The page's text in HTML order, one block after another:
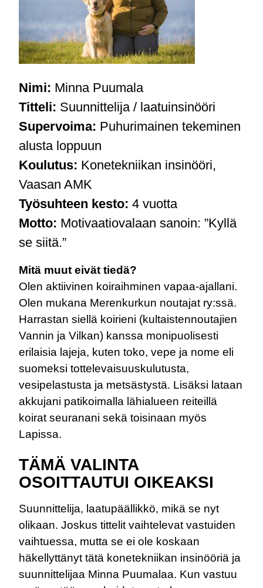
Nimi: Minna Puumala
Titteli: Suunnittelija / laatuinsinööri
Supervoima: Puhurimainen tekeminen
alusta loppuun
Koulutus: Konetekniikan insinööri,
Vaasan AMK
Työsuhteen kesto: 4 vuotta
Motto: Motivaatiovalaan sanoin: ”Kyllä
se siitä.”
Mitä muut eivät tiedä?
Olen aktiivinen koiraihminen vapaa-ajallani.
Olen mukana Merenkurkun noutajat ry:ssä.
Harrastan siellä koirieni (kultaistennoutajien
Vannin ja Vilkan) kanssa monipuolisesti
erilaisia lajeja, kuten toko, vepe ja nome eli
suomeksi tottelevaisuuskulutusta,
vesipelastusta ja metsästystä. Lisäksi lataan
akkujani patikoimalla lähialueen reiteillä
koirat seuranani sekä toisinaan myös
Lapissa.
TÄMÄ VALINTA
OSOITTAUTUI OIKEAKSI
Suunnittelija, laatupäällikkö, mikä se nyt
olikaan. Joskus tittelit vaihtelevat vastuiden
vaihtuessa, mutta se ei ole koskaan
häkellyttänyt tätä konetekniikan insinööriä ja
suunnittelijaa Minna Puumalaa. Kun vastuu